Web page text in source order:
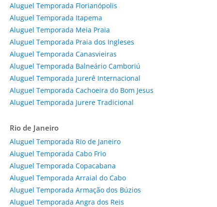
Aluguel Temporada Florianópolis
Aluguel Temporada Itapema
Aluguel Temporada Meia Praia
Aluguel Temporada Praia dos Ingleses
Aluguel Temporada Canasvieiras
Aluguel Temporada Balneário Camboriú
Aluguel Temporada Jurerê Internacional
Aluguel Temporada Cachoeira do Bom Jesus
Aluguel Temporada Jurere Tradicional
Rio de Janeiro
Aluguel Temporada Rio de Janeiro
Aluguel Temporada Cabo Frio
Aluguel Temporada Copacabana
Aluguel Temporada Arraial do Cabo
Aluguel Temporada Armação dos Búzios
Aluguel Temporada Angra dos Reis